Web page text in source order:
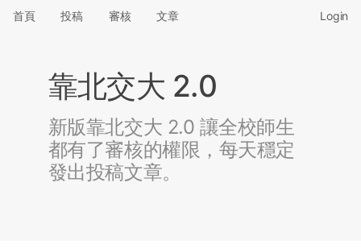
首頁 投稿 審核 文章 Login
靠北交大 2.0
新版靠北交大 2.0 讓全校師生
都有了審核的權限，每天穩定
發出投稿文章。